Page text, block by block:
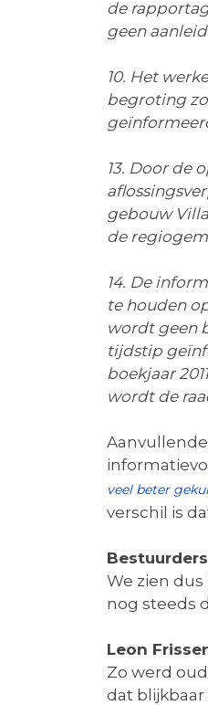
de
geen
10. Het
begroting
13. Door de
gebouw
de
14. De
te houden
wordt geen
tijdstip
boekjaar
wordt de
veel beter
verschil is
We zien
nog steeds
Leon
Zo werd
dat